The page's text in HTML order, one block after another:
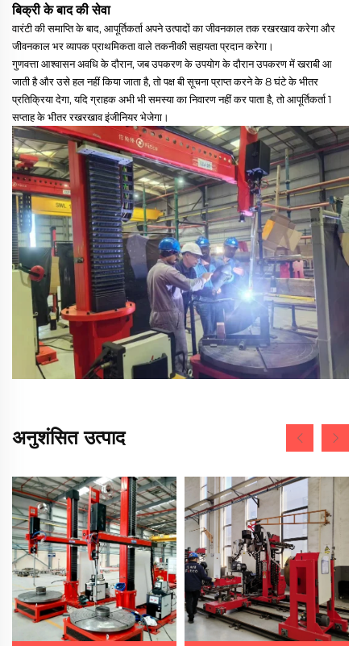
बिक्री के बाद की सेवा
वारंटी की समाप्ति के बाद, आपूर्तिकर्ता अपने उत्पादों का जीवनकाल तक रखरखाव करेगा और
जीवनकाल भर व्यापक प्राथमिकता वाले तकनीकी सहायता प्रदान करेगा।
गुणवत्ता आश्वासन अवधि के दौरान, जब उपकरण के उपयोग के दौरान उपकरण में खराबी आ
जाती है और उसे हल नहीं किया जाता है, तो पक्ष बी सूचना प्राप्त करने के 8 घंटे के भीतर
प्रतिक्रिया देगा, यदि ग्राहक अभी भी समस्या का निवारण नहीं कर पाता है, तो आपूर्तिकर्ता 1
सप्ताह के भीतर रखरखाव इंजीनियर भेजेगा।
अनुशंसित उत्पाद